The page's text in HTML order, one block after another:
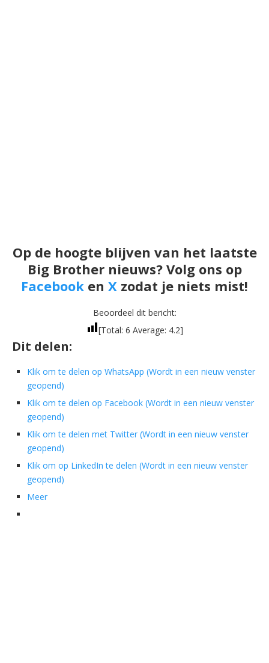
Op de hoogte blijven van het laatste
Big Brother nieuws? Volg ons op
Facebook en X zodat je niets mist!
Beoordeel dit bericht:
[Total: 6 Average: 4.2]
Dit delen:
Klik om te delen op WhatsApp (Wordt in een nieuw venster
geopend)
Klik om te delen op Facebook (Wordt in een nieuw venster
geopend)
Klik om te delen met Twitter (Wordt in een nieuw venster
geopend)
Klik om op LinkedIn te delen (Wordt in een nieuw venster
geopend)
Meer